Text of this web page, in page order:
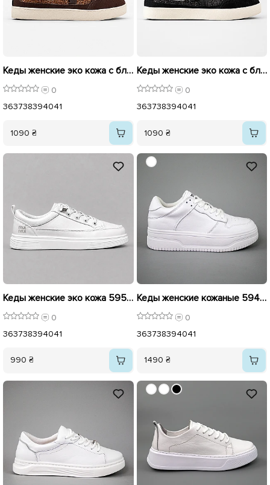
Кеды женские эко кожа с блестящими вставками 595982 Коричневые.
0
363738394041
1090 ₴
Кеды женские эко кожа с блестящими вставками 595981 Черные
0
363738394041
1090 ₴
Кеды женские эко кожа 595444 Белые
0
363738394041
990 ₴
Кеды женские кожаные 594148 Белые
0
363738394041
1490 ₴